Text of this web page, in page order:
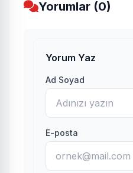
Yorumlar (0)
Yorum Yaz
Ad Soyad
E-posta